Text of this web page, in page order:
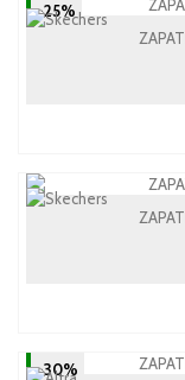
-25%
-30%